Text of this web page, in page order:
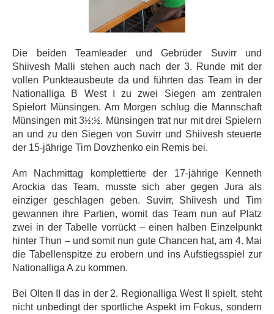
Die beiden Teamleader und Gebrüder Suvirr und
Shiivesh Malli stehen auch nach der 3. Runde mit der
vollen Punkteausbeute da und führten das Team in der
Nationalliga B West I zu zwei Siegen am zentralen
Spielort Münsingen. Am Morgen schlug die Mannschaft
Münsingen mit 3½:½. Münsingen trat nur mit drei Spielern
an und zu den Siegen von Suvirr und Shiivesh steuerte
der 15-jährige Tim Dovzhenko ein Remis bei.
Am Nachmittag komplettierte der 17-jährige Kenneth
Arockia das Team, musste sich aber gegen Jura als
einziger geschlagen geben. Suvirr, Shiivesh und Tim
gewannen ihre Partien, womit das Team nun auf Platz
zwei in der Tabelle vorrückt – einen halben Einzelpunkt
hinter Thun – und somit nun gute Chancen hat, am 4. Mai
die Tabellenspitze zu erobern und ins Aufstiegsspiel zur
Nationalliga A zu kommen.
Bei Olten II das in der 2. Regionalliga West II spielt, steht
nicht unbedingt der sportliche Aspekt im Fokus, sondern